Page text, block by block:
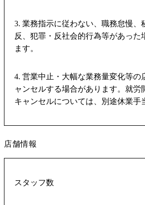
3. 業務指示に従わない、職務怠慢、
反、犯罪・反社会的行為等があった
ます。
4. 営業中止・大幅な業務量変化等の
ャンセルする場合があります。就労
キャンセルについては、別途休業手
店舗情報
スタッフ数